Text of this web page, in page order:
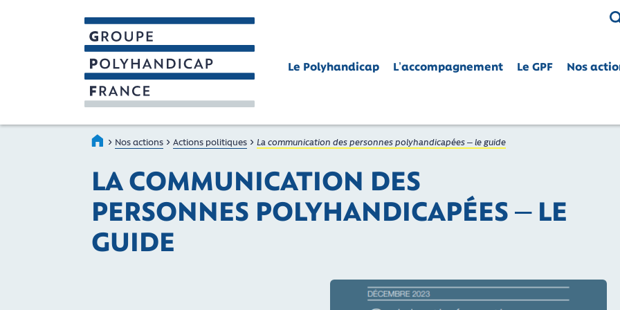
Le Polyhandicap L’accompagnement Le GPF Nos
Accueil
› Nos actions › Actions politiques › La communication des personnes polyhandicapées – le guide
LA COMMUNICATION DES
PERSONNES POLYHANDICAPÉES – LE
GUIDE